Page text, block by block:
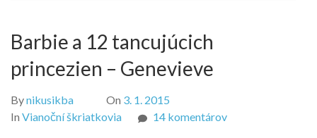
Barbie a 12 tancujúcich
princezien – Genevieve
Bynikusikba On 3. 1. 2015
In Vianoční škriatkovia 14 komentárovna